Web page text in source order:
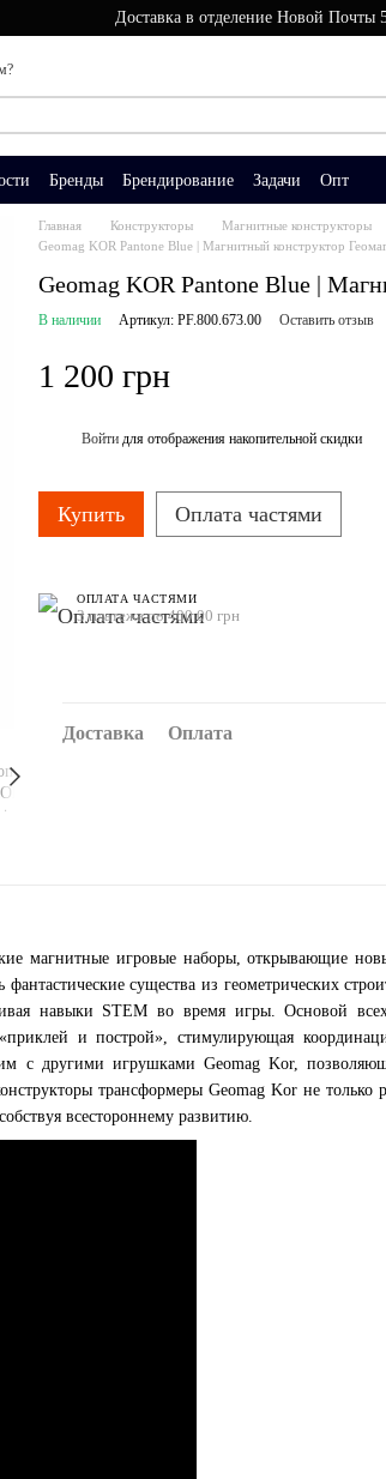
Доставка в отделение Новой Почты
Бренды Брендирование Задачи Опт
Главная Конструкторы Магнитные конструкторы
Geomag KOR Pantone Blue | Магнитный конструктор
Geomag KOR Pantone Blue |
В наличии Артикул: PF.800.673.00 Оставить отзыв
1 200 грн
Войти для отображения накопительной скидки
Купить Оплата частями
ОПЛАТА ЧАСТЯМИ
3 платежа по 400.00 грн
Доставка Оплата
магнитные игровые наборы, открывающие
существа из геометрических
навыки STEM во время игры. Основой всех
и построй», стимулирующая
с другими игрушками Geomag Kor,
трансформеры Geomag Kor не только
всестороннему развитию.